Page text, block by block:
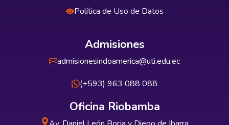
Política de Uso de Datos
Admisiones
admisionesindoamerica@uti.edu.ec
(+593) 963 088 088
Oficina Riobamba